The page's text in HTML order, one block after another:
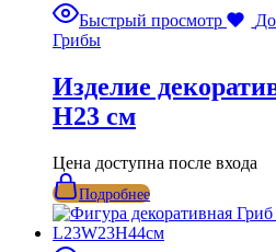
Быстрый просмотр
Грибы
Изделие
Н23 см
Цена доступна после входа
Подробнее